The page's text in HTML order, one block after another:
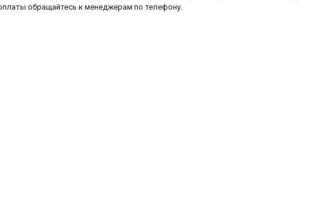
обращайтесь к менеджерам по телефону.